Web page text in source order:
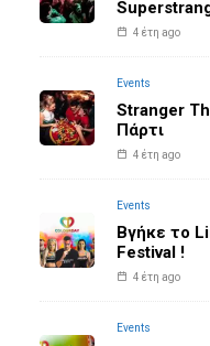
4 έτη ago
Events
Stranger
Πάρτι
4 έτη ago
Events
Βγήκε το
Festival !
4 έτη ago
Events